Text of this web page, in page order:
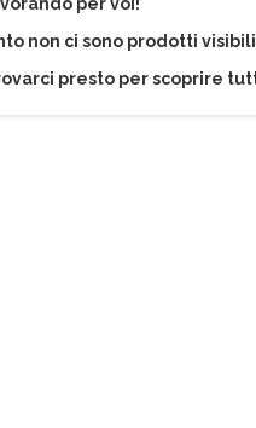
per voi!
non ci sono prodotti
presto per scoprire